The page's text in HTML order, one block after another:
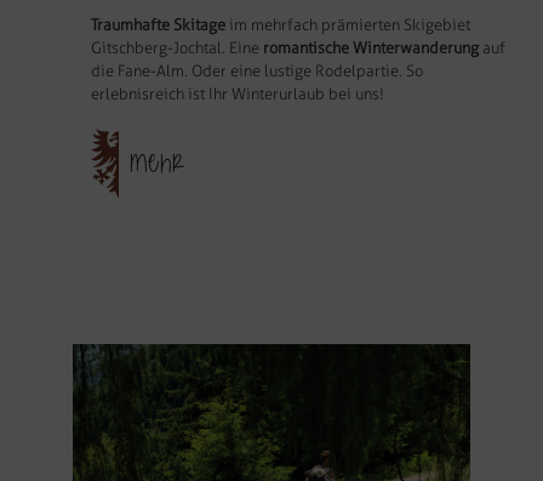
Traumhafte Skitageim mehrfach prämierten Skigebiet
Gitschberg-Jochtal. Eine romantische Winterwanderungauf
die Fane-Alm. Oder eine lustige Rodelpartie. So
erlebnisreich ist Ihr Winterurlaub bei uns!
MEHR